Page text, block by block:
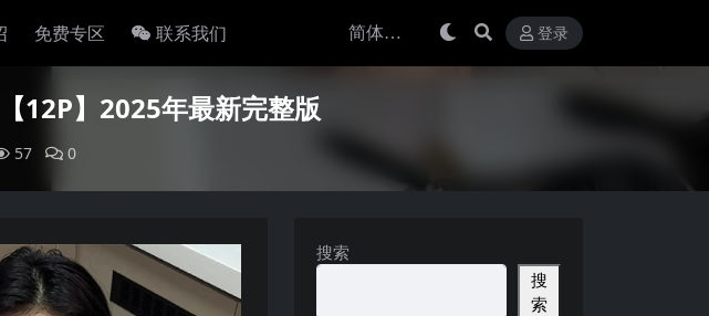
免费专区 联系我们 登录
12P】2025年最新完整版
57 0
搜索
搜
索